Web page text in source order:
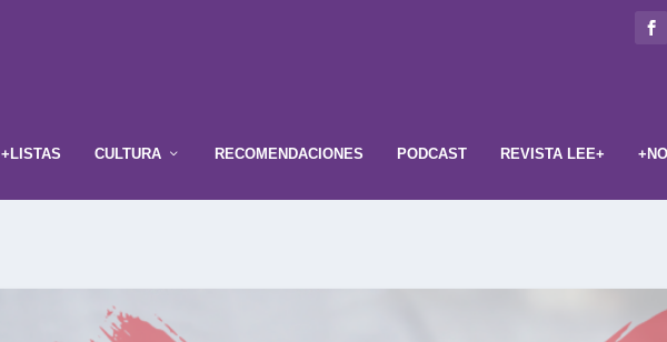
+LISTAS CULTURA RECOMENDACIONES PODCAST REVISTA LEE+